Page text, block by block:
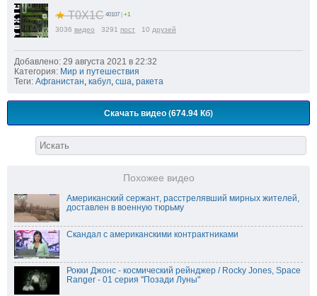
★T0X1C 40107 +1
3036 видео 3291 пост 10 друзей
Добавлено: 29 августа 2021 в 22:32
Категория: Мир и путешествия
Теги: Афганистан, кабул, сша, ракета
Скачать видео (674.94 Кб)
Похожее видео
Американский сержант, расстрелявший мирных жителей,
доставлен в военную тюрьму
Скандал с американскими контрактниками
Рокки Джонс - космический рейнджер / Rocky Jones, Space
Ranger - 01 серия "Позади Луны"